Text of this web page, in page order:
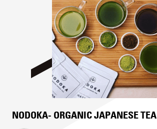
NODOKA- ORGANIC JAPANESE TEA